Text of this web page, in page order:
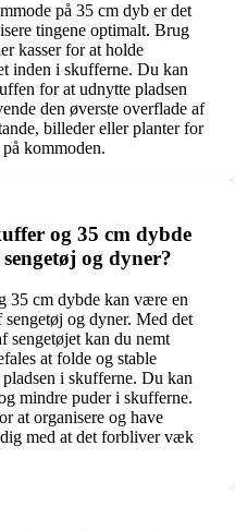
på 35 cm dyb er det
tingene optimalt. Brug
kasser for at holde
inden i skufferne. Du kan
for at udnytte pladsen
den øverste overflade af
billeder eller planter for
kommoden.
og 35 cm dybde
og dyner?
35 cm dybde kan være en
og dyner. Med det
sengetøjet kan du nemt
at folde og stable
i skufferne. Du kan
mindre puder i skufferne.
at organisere og have
med at det forbliver væk